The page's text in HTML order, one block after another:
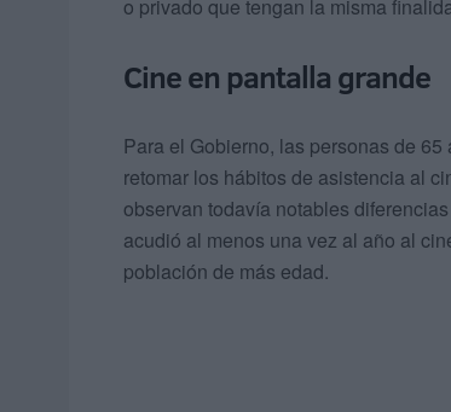
o privado que tengan la misma
Cine en pantalla grande
Para el Gobierno, las personas de
retomar los hábitos de asistencia al
observan todavía notables
acudió al menos una vez al año al
población de más edad.